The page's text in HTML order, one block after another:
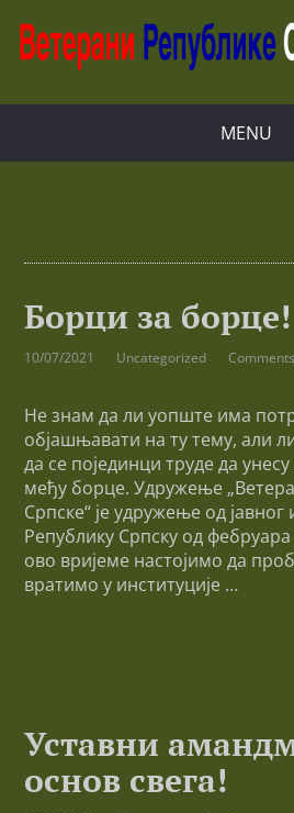
MENU
Борци за борце!
10/07/2021 Uncategorized
Не знам да ли уопште има
објашњавати на ту тему, али
да се појединци труде да
међу борце. Удружење
Српске“ је удружење од јавног
Републику Српску од
ово вријеме настојимо да
вратимо у институције …
Уставни
основ свега!